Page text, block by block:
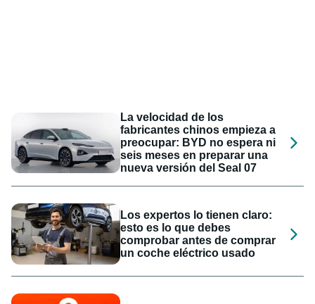
La velocidad de los
fabricantes chinos empieza a
preocupar: BYD no espera ni
seis meses en preparar una
nueva versión del Seal 07
Los expertos lo tienen claro:
esto es lo que debes
comprobar antes de comprar
un coche eléctrico usado